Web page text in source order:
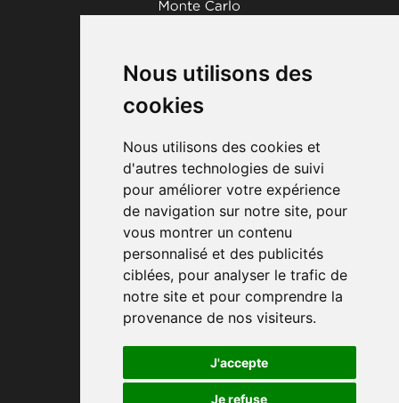
Nous utilisons des
cookies
Nous utilisons des cookies et
d'autres technologies de suivi
pour améliorer votre expérience
de navigation sur notre site, pour
vous montrer un contenu
personnalisé et des publicités
ciblées, pour analyser le trafic de
notre site et pour comprendre la
provenance de nos visiteurs.
J'accepte
Je refuse
98000MONACO
Marché U
30, bd Princesse Charlotte
98000 MONACO
(+377) 93 50 68 60
Ouvert de 8h30 à 20h00
du lundi au samedi
Mentions légales
Conditions générales de stationnement